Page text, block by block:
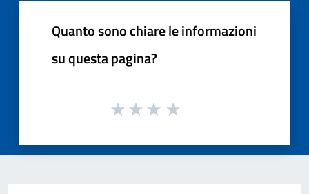
Quanto sono chiare le informazioni
su questa pagina?